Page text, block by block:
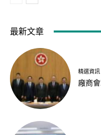
最新文章
精選資訊
廠商